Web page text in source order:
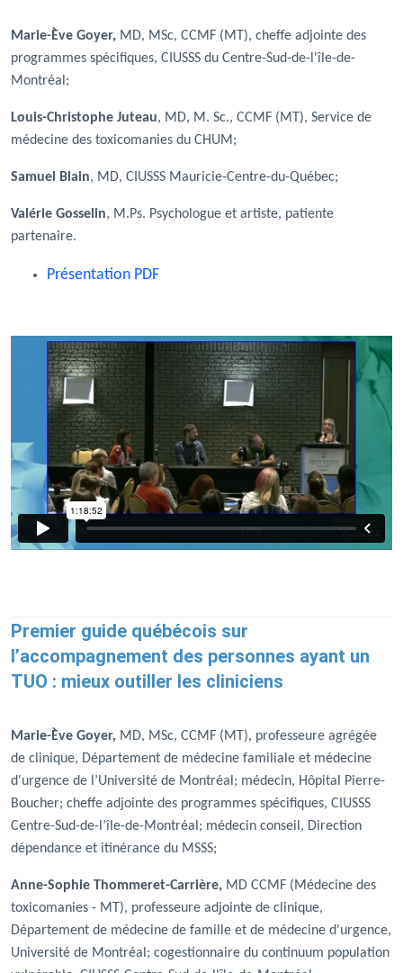
Marie-Ève Goyer, MD, MSc, CCMF (MT), cheffe adjointe des
programmes spécifiques, CIUSSS du Centre-Sud-de-l'île-de-
Montréal;
Louis-Christophe Juteau, MD, M. Sc., CCMF (MT), Service de
médecine des toxicomanies du CHUM;
Samuel Blain, MD, CIUSSS Mauricie-Centre-du-Québec;
Valérie Gosselin, M.Ps. Psychologue et artiste, patiente
partenaire.
Présentation PDF
Premier guide québécois sur
l’accompagnement des personnes ayant un
TUO : mieux outiller les cliniciens
Marie-Ève Goyer, MD, MSc, CCMF (MT), professeure agrégée
de clinique, Département de médecine familiale et médecine
d'urgence de l’Université de Montréal; médecin, Hôpital Pierre-
Boucher; cheffe adjointe des programmes spécifiques, CIUSSS
Centre-Sud-de-l’île-de-Montréal; médecin conseil, Direction
dépendance et itinérance du MSSS;
Anne-Sophie Thommeret-Carrière, MD CCMF (Médecine des
toxicomanies - MT), professeure adjointe de clinique,
Département de médecine de famille et de médecine d'urgence,
Université de Montréal; cogestionnaire du continuum population